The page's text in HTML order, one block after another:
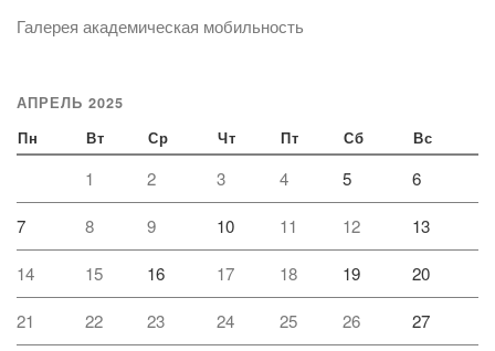
Галерея академическая мобильность
АПРЕЛЬ 2025
Пн Вт Ср Чт Пт Сб Вс
1 2 3 4 5 6
7 8 9 10 11 12 13
14 15 16 17 18 19 20
21 22 23 24 25 26 27